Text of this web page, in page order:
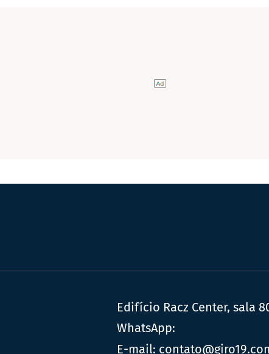
Edifício Racz Center, sala
WhatsApp:
E-mail: